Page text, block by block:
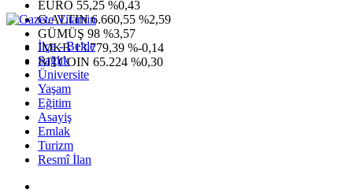
EURO 55,25 %0,43
G.ALTIN6.660,55 %2,59
GÜMÜŞ 98 %3,57
IMKB13.779,39 %-0,14
BITCOIN 65.224 %0,30
İlçe - Belde
Sağlık
Üniversite
Yaşam
Eğitim
Asayiş
Emlak
Turizm
Resmî İlan